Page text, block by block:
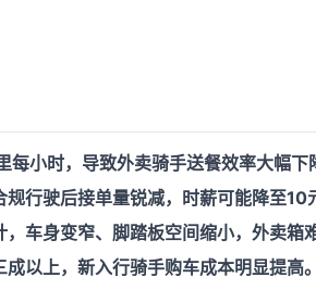
小时，导致外卖骑手送餐效率大幅下
行驶后接单量锐减，时薪可能降至10
车身变窄、脚踏板空间缩小，外卖箱
以上，新入行骑手购车成本明显提高。